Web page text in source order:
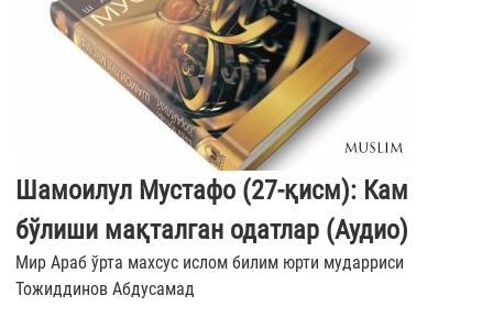
Шамоилул Мустафо (27-қисм): Кам
бўлиши мақталган одатлар (Аудио)
Мир Араб ўрта махсус ислом билим юрти мударриси
Тожиддинов Абдусамад